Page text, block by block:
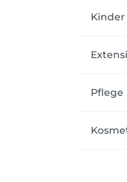
Kinder
Pflege